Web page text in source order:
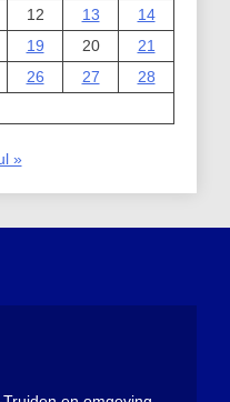
12 13
14
19 20
21
26 27
28
»